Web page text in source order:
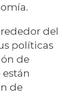
del
políticas
de
de